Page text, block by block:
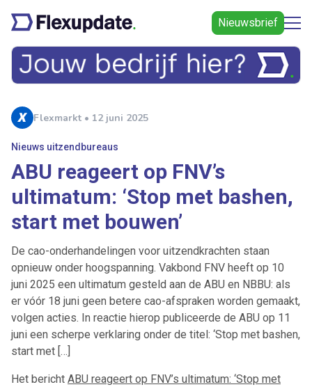
Nieuwsbrief
Flexmarkt • 12 juni 2025
Nieuws uitzendbureaus
ABU reageert op FNV’s
ultimatum: ‘Stop met bashen,
start met bouwen’
De cao-onderhandelingen voor uitzendkrachten staan
opnieuw onder hoogspanning. Vakbond FNV heeft op 10
juni 2025 een ultimatum gesteld aan de ABU en NBBU: als
er vóór 18 juni geen betere cao-afspraken worden gemaakt,
volgen acties. In reactie hierop publiceerde de ABU op 11
juni een scherpe verklaring onder de titel: ‘Stop met bashen,
start met […]
Het bericht ABU reageert op FNV’s ultimatum: ‘Stop met